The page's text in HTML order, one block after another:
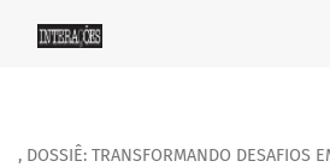
Comportamentos relacionados à
, DOSSIÊ: TRANSFORMANDO DESAFIOS